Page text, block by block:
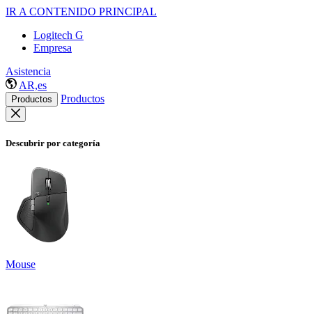
IR A CONTENIDO PRINCIPAL
Logitech G
Empresa
Asistencia
AR,es
Productos Productos
Descubrir por categoría
Mouse